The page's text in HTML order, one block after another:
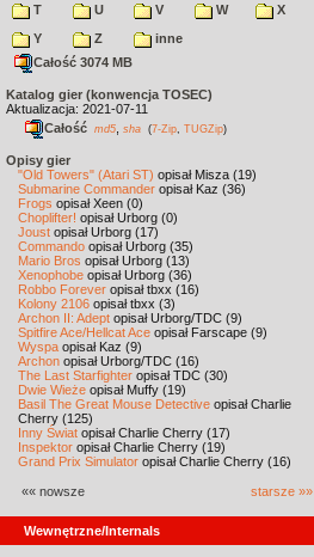
T
U V W
X
Y
Z
inne
Całość 3074 MB
Katalog gier (konwencja TOSEC)
Aktualizacja: 2021-07-11
Całość md5 sha (7-Zip TUGZip)
Opisy gier
"Old Towers" (Atari ST) opisał Misza (19)
Submarine Commander opisał Kaz (36)
Frogs opisał Xeen (0)
Choplifter! opisał Urborg (0)
Joust opisał Urborg (17)
Commando opisał Urborg (35)
Mario Bros opisał Urborg (13)
Xenophobe opisał Urborg (36)
Robbo Forever opisał tbxx (16)
Kolony 2106 opisał tbxx (3)
Archon II: Adept opisał Urborg/TDC (9)
Spitfire Ace/Hellcat Ace opisał Farscape (9)
Wyspa opisał Kaz (9)
Archon opisał Urborg/TDC (16)
The Last Starfighter opisał TDC (30)
Dwie Wieże opisał Muffy (19)
Basil The Great Mouse Detective opisał Charlie
Cherry (125)
Inny Świat opisał Charlie Cherry (17)
Inspektor opisał Charlie Cherry (19)
Grand Prix Simulator opisał Charlie Cherry (16)
«« nowsze starsze »»
Wewnętrzne/Internals